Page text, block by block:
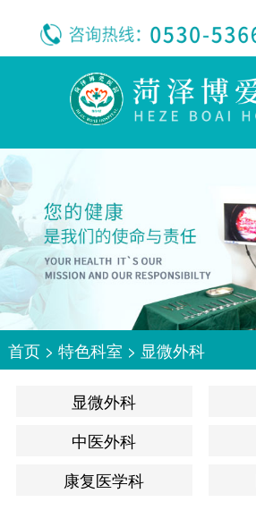
首页> 特色科室 > 显微外科
显微外科
中医外科
康复医学科